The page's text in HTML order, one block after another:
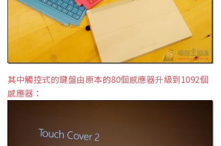
其中觸控式的鍵盤由原本的80個感應器升級到1092個
感應器：